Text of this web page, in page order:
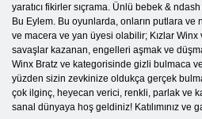
yaratıcı fikirler sıçrama. Ünlü bebek &
Bu Eylem. Bu oyunlarda, onların putlara ve
ve macera ve yan üyesi olabilir; Kızlar
savaşlar kazanan, engelleri aşmak ve
Winx Bratz ve kategorisinde gizli bulmaca
yüzden sizin zevkinize oldukça gerçek
çok ilginç, heyecan verici, renkli, parlak ve
sanal dünyaya hoş geldiniz! Katılımınız ve